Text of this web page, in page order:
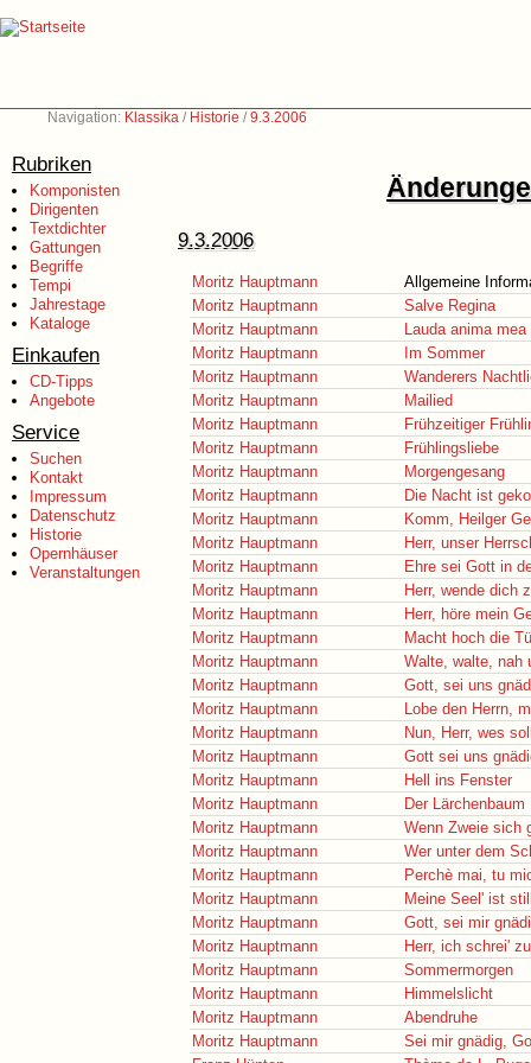
Navigation: Klassika / Historie /9.3.2006
Rubriken
Komponisten
Dirigenten
Textdichter
Gattungen
Begriffe
Tempi
Jahrestage
Kataloge
Einkaufen
CD-Tipps
Angebote
Service
Suchen
Kontakt
Impressum
Datenschutz
Historie
Opernhäuser
Veranstaltungen
9.3.2006
Moritz Hauptmann
Allgemeine
Moritz Hauptmann
Salve Regina
Moritz Hauptmann
Lauda anima
Moritz Hauptmann
Im Sommer
Moritz Hauptmann
Wanderers
Moritz Hauptmann
Mailied
Moritz Hauptmann
Frühzeitiger
Moritz Hauptmann
Frühlingsliebe
Moritz Hauptmann
Morgengesang
Moritz Hauptmann
Die Nacht ist
Moritz Hauptmann
Komm, Heilger
Moritz Hauptmann
Herr, unser
Moritz Hauptmann
Ehre sei Gott in
Moritz Hauptmann
Herr, wende dich
Moritz Hauptmann
Herr, höre mein
Moritz Hauptmann
Macht hoch die
Moritz Hauptmann
Walte, walte, nah
Moritz Hauptmann
Gott, sei uns
Moritz Hauptmann
Lobe den Herrn,
Moritz Hauptmann
Nun, Herr, wes
Moritz Hauptmann
Gott sei uns
Moritz Hauptmann
Hell ins Fenster
Moritz Hauptmann
Der Lärchenbaum
Moritz Hauptmann
Wenn Zweie sich
Moritz Hauptmann
Wer unter dem
Moritz Hauptmann
Perchè mai, tu
Moritz Hauptmann
Meine Seel' ist
Moritz Hauptmann
Gott, sei mir
Moritz Hauptmann
Herr, ich schrei'
Moritz Hauptmann
Sommermorgen
Moritz Hauptmann
Himmelslicht
Moritz Hauptmann
Abendruhe
Moritz Hauptmann
Sei mir gnädig,